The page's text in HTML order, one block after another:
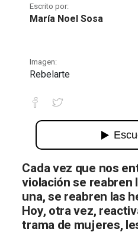
Escrito por:
María Noel Sosa
Imagen:
Rebelarte
Insumisas y
Cada vez que nos
violación se reabren
una, se reabren las
Hoy, otra vez,
trama de mujeres,